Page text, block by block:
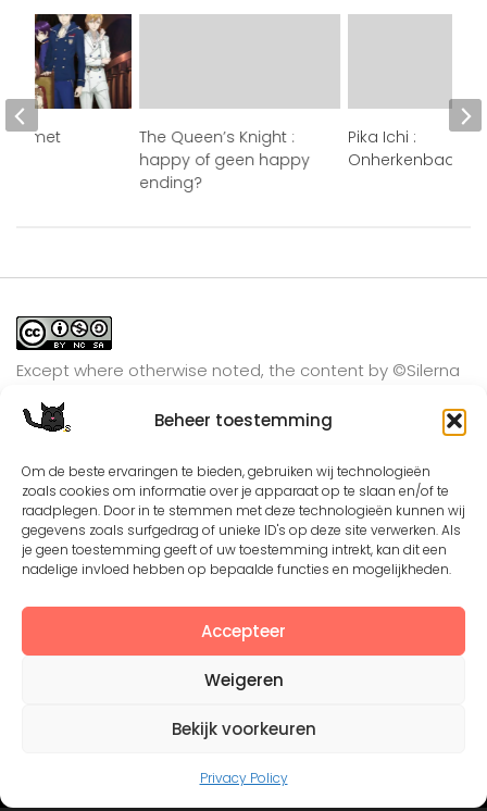
Beheer toestemming
Om de beste ervaringen te bieden, gebruiken wij technologieën
zoals cookies om informatie over je apparaat op te slaan en/of te
raadplegen. Door in te stemmen met deze technologieën kunnen wij
gegevens zoals surfgedrag of unieke ID's op deze site verwerken. Als
je geen toestemming geeft of uw toestemming intrekt, kan dit een
nadelige invloed hebben op bepaalde functies en mogelijkheden.
Accepteer
Weigeren
Bekijk voorkeuren
Privacy Policy
The Queen’s Knight :
happy of geen happy
ending?
Pika Ichi :
Onherkenbaar!
met
Except where otherwise noted, the content by ©Silerna
NonCommercial-ShareAlike 4.0 International
View on Instagram
©2008 - 2026. All Rights Reserved. Protected by
Creative Common license 3.0